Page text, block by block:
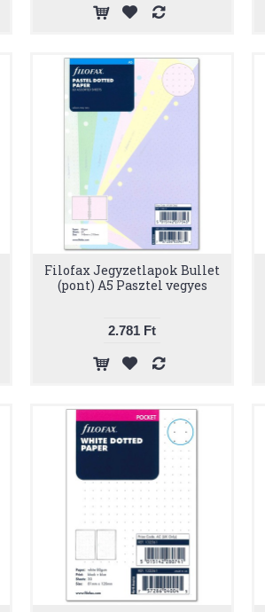
Filofax Jegyzetlapok Bullet
(pont) A5 Pasztel vegyes
2.781 Ft